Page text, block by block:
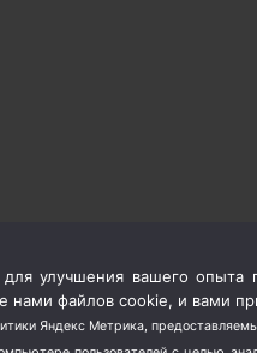
улучшения вашего опыта
нами файлов cookie, и вами
Яндекс Метрика,